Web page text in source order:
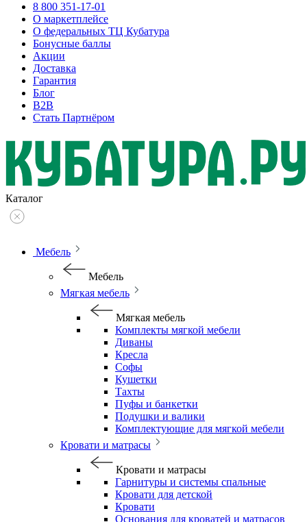
8 800 351-17-01
О маркетплейсе
О федеральных ТЦ Кубатура
Бонусные баллы
Акции
Доставка
Гарантия
Блог
B2B
Стать Партнёром
Каталог
Мебель
Мебель
Мягкая мебель
Мягкая мебель
Комплекты мягкой мебели
Диваны
Кресла
Софы
Кушетки
Тахты
Пуфы и банкетки
Подушки и валики
Комплектующие для мягкой мебели
Кровати и матрасы
Кровати и матрасы
Гарнитуры и системы спальные
Кровати для детской
Кровати
Основания для кроватей и матрасов